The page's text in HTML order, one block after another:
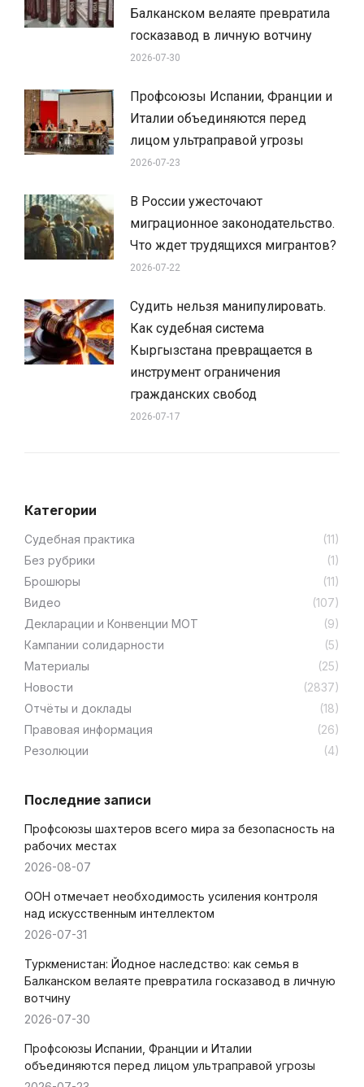
Балканском велаяте превратила
госказавод в личную вотчину
2026-07-30
Профсоюзы Испании, Франции и
Италии объединяются перед
лицом ультраправой угрозы
2026-07-23
В России ужесточают
миграционное законодательство.
Что ждет трудящихся мигрантов?
2026-07-22
Судить нельзя манипулировать.
Как судебная система
Кыргызстана превращается в
инструмент ограничения
гражданских свобод
2026-07-17
Категории
Cудебная практика
(11)
Без рубрики
(1)
Брошюры
(11)
Видео
(107)
Декларации и Конвенции МОТ
(9)
Кампании солидарности
(5)
Материалы
(25)
Новости
(2837)
Отчёты и доклады
(18)
Правовая информация
(26)
Резолюции
(4)
Последние записи
Профсоюзы шахтеров всего мира за безопасность на
рабочих местах
2026-08-07
ООН отмечает необходимость усиления контроля
над искусственным интеллектом
2026-07-31
Туркменистан: Йодное наследство: как семья в
Балканском велаяте превратила госказавод в личную
вотчину
2026-07-30
Профсоюзы Испании, Франции и Италии
объединяются перед лицом ультраправой угрозы